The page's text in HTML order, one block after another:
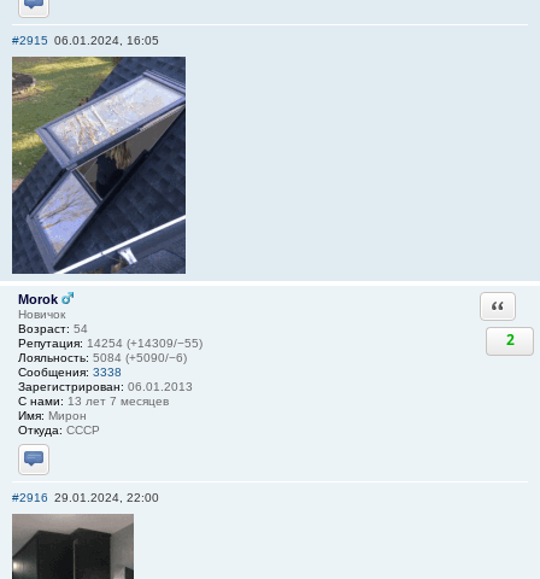
Отправить личное сообщение
#2915 06.01.2024, 16:05
Morok
Новичок
Возраст: 54
Репутация: 14254 (+14309/−55)
Лояльность: 5084 (+5090/−6)
Сообщения: 3338
Зарегистрирован: 06.01.2013
С нами: 13 лет 7 месяцев
Имя: Мирон
Откуда: СССР
Отправить личное сообщение
2
#2916 29.01.2024, 22:00